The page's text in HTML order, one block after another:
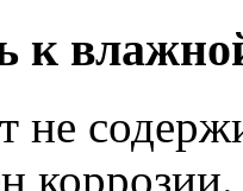
к
не